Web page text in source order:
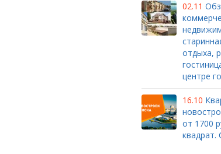
02.11
отдыха,
центре
16.10
от 1700
квадрат.